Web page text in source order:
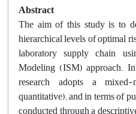
Abstract
The aim of this study is to
hierarchical levels of optimal
laboratory supply chain
Modeling (ISM) approach.
research adopts a mixed-
quantitative); and in terms of